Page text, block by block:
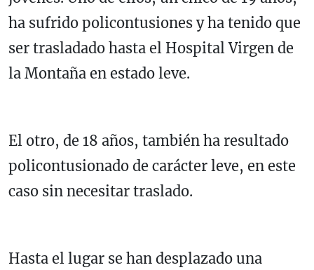
ha sufrido policontusiones y ha tenido que
ser trasladado hasta el Hospital Virgen de
la Montaña en estado leve.
El otro, de 18 años, también ha resultado
policontusionado de carácter leve, en este
caso sin necesitar traslado.
Hasta el lugar se han desplazado una